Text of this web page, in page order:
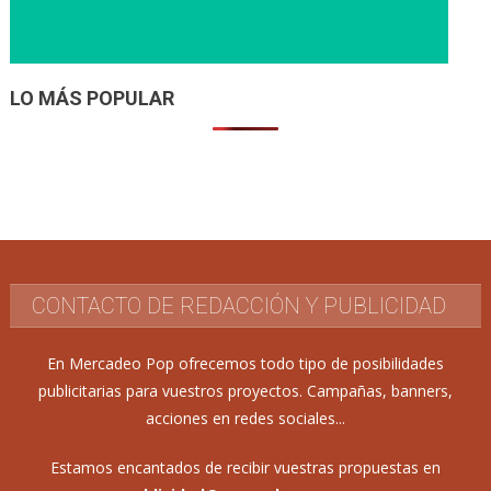
LO MÁS POPULAR
CONTACTO DE REDACCIÓN Y PUBLICIDAD
En Mercadeo Pop ofrecemos todo tipo de posibilidades
publicitarias para vuestros proyectos. Campañas, banners,
acciones en redes sociales...
Estamos encantados de recibir vuestras propuestas en